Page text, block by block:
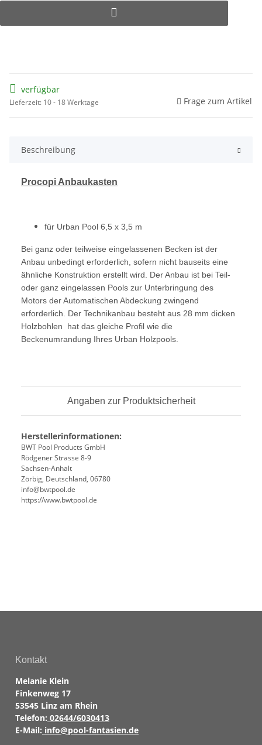
verfügbar
Lieferzeit: 10 - 18 Werktage Frage zum Artikel
Beschreibung
Procopi Anbaukasten
für Urban Pool 6,5 x 3,5 m
Bei ganz oder teilweise eingelassenen Becken ist der
Anbau unbedingt erforderlich, sofern nicht bauseits eine
ähnliche Konstruktion erstellt wird. Der Anbau ist bei Teil-
oder ganz eingelassen Pools zur Unterbringung des
Motors der Automatischen Abdeckung zwingend
erforderlich. Der Technikanbau besteht aus 28 mm dicken
Holzbohlen hat das gleiche Profil wie die
Beckenumrandung Ihres Urban Holzpools.
Angaben zur Produktsicherheit
Herstellerinformationen:
BWT Pool Products GmbH
Rödgener Strasse 8-9
Sachsen-Anhalt
Zörbig, Deutschland, 06780
info@bwtpool.de
https://www.bwtpool.de
Kontakt
Melanie Klein
Finkenweg 17
53545 Linz am Rhein
Telefon: 02644/6030413
E-Mail: info@pool-fantasien.de